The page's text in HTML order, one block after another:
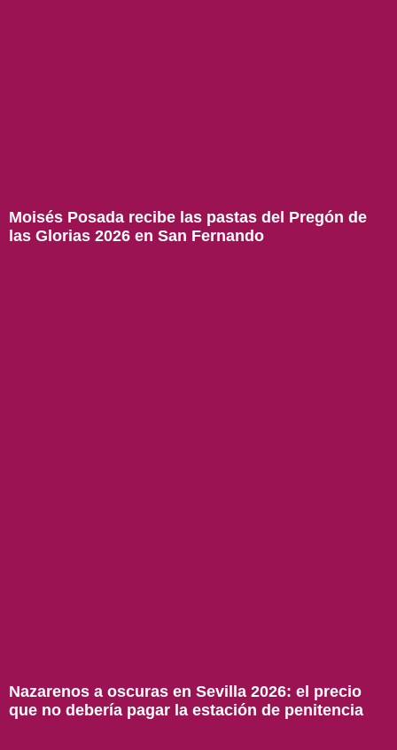
Moisés Posada recibe las pastas del Pregón de
las Glorias 2026 en San Fernando
Nazarenos a oscuras en Sevilla 2026: el precio
que no debería pagar la estación de penitencia